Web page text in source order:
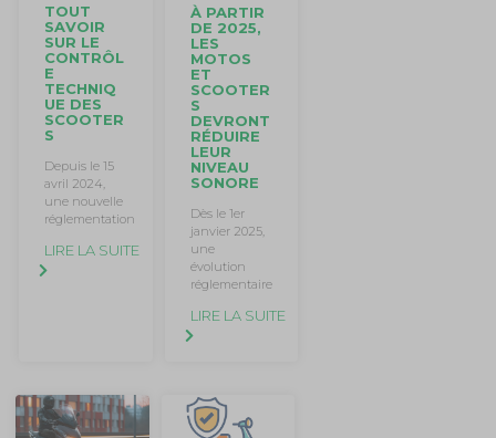
TOUT
SAVOIR
SUR LE
CONTRÔL
E
TECHNIQ
UE DES
SCOOTER
S
Depuis le 15
avril 2024,
une nouvelle
réglementation
LIRE LA SUITE
À PARTIR
DE 2025,
LES
MOTOS
ET
SCOOTER
S
DEVRONT
RÉDUIRE
LEUR
NIVEAU
SONORE
Dès le 1er
janvier 2025,
une
évolution
réglementaire
LIRE LA SUITE